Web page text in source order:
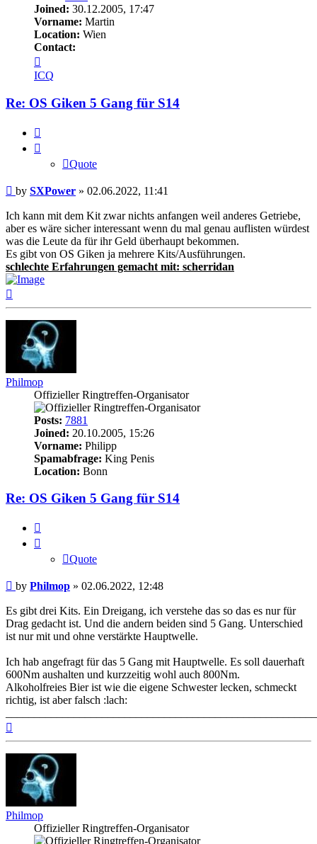
Joined: 30.12.2005, 17:47
Vorname: Martin
Location: Wien
Contact:
SXPower
ICQ
Re: OS Giken 5 Gang für S14
Quote
Post
by SXPower » 02.06.2022, 11:41
Ich kann mit dem Kit zwar nichts anfangen weil anderes Getriebe,
aber es wäre sicher interessant wenn du mal genau auflisten würdest
was die Leute da für ihr Geld überhaupt bekommen.
Es gibt von OS Giken ja mehrere Kits/Ausführungen.
schlechte Erfahrungen gemacht mit: scherridan
Philmop
Offizieller Ringtreffen-Organisator
Posts: 7881
Joined: 20.10.2005, 15:26
Vorname: Philipp
Spamabfrage: King Penis
Location: Bonn
Re: OS Giken 5 Gang für S14
Quote
Post
by Philmop » 02.06.2022, 12:48
Es gibt drei Kits. Ein Dreigang, ich verstehe das so das es nur für
Drag gedacht ist. Und die andern beiden sind 5 Gang. Unterschied
ist nur mit und ohne verstärkte Hauptwelle.
Ich hab angefragt für das 5 Gang mit Hauptwelle. Es soll dauerhaft
600Nm aushalten und kurzzeitig wohl auch 800Nm.
Alkoholfreies Bier ist wie die eigene Schwester lecken, schmeckt
richtig, ist aber falsch :lach:
Philmop
Offizieller Ringtreffen-Organisator